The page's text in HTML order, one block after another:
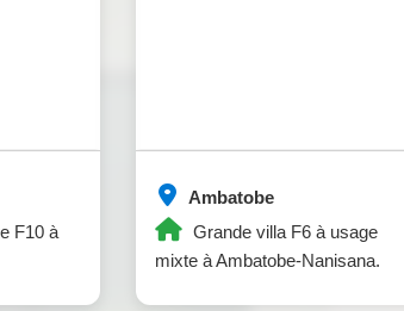
F10 à
Ambatobe
Grande villa F6 à usage
mixte à Ambatobe-Nanisana.